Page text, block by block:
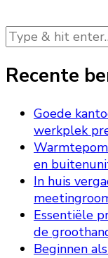
Op
zoek
naar
iets?
Recente
Goede
werkplek
en
In huis
Essentiële
de
Beginnen